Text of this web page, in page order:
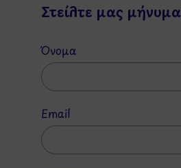
Στείλτε μας μήνυμα
Όνομα
Email